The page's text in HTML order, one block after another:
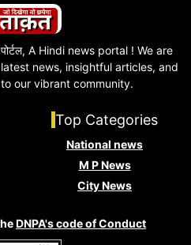
A Hindi news portal ! We are
news, insightful articles, and
our vibrant community.
Top Categories
National news
M P News
City News
DNPA's code of Conduct